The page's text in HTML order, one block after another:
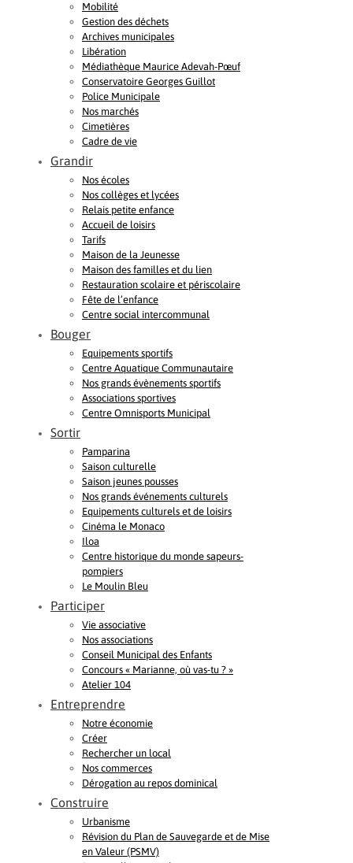
Mobilité
Gestion des déchets
Archives municipales
Libération
Médiathèque Maurice Adevah-Pœuf
Conservatoire Georges Guillot
Police Municipale
Nos marchés
Cimetières
Cadre de vie
Grandir
Nos écoles
Nos collèges et lycées
Relais petite enfance
Accueil de loisirs
Tarifs
Maison de la Jeunesse
Maison des familles et du lien
Restauration scolaire et périscolaire
Fête de l’enfance
Centre social intercommunal
Bouger
Equipements sportifs
Centre Aquatique Communautaire
Nos grands évènements sportifs
Associations sportives
Centre Omnisports Municipal
Sortir
Pamparina
Saison culturelle
Saison jeunes pousses
Nos grands événements culturels
Equipements culturels et de loisirs
Cinéma le Monaco
Iloa
Centre historique du monde sapeurs-
pompiers
Le Moulin Bleu
Participer
Vie associative
Nos associations
Conseil Municipal des Enfants
Concours « Marianne, où vas-tu ? »
Atelier 104
Entreprendre
Notre économie
Créer
Rechercher un local
Nos commerces
Dérogation au repos dominical
Construire
Urbanisme
Révision du Plan de Sauvegarde et de Mise
en Valeur (PSMV)